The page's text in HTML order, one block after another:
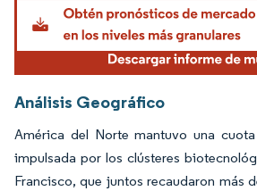
Análisis Geográfico
América del Norte mantuvo una
impulsada por los clústeres
Francisco, que juntos recaudaron más